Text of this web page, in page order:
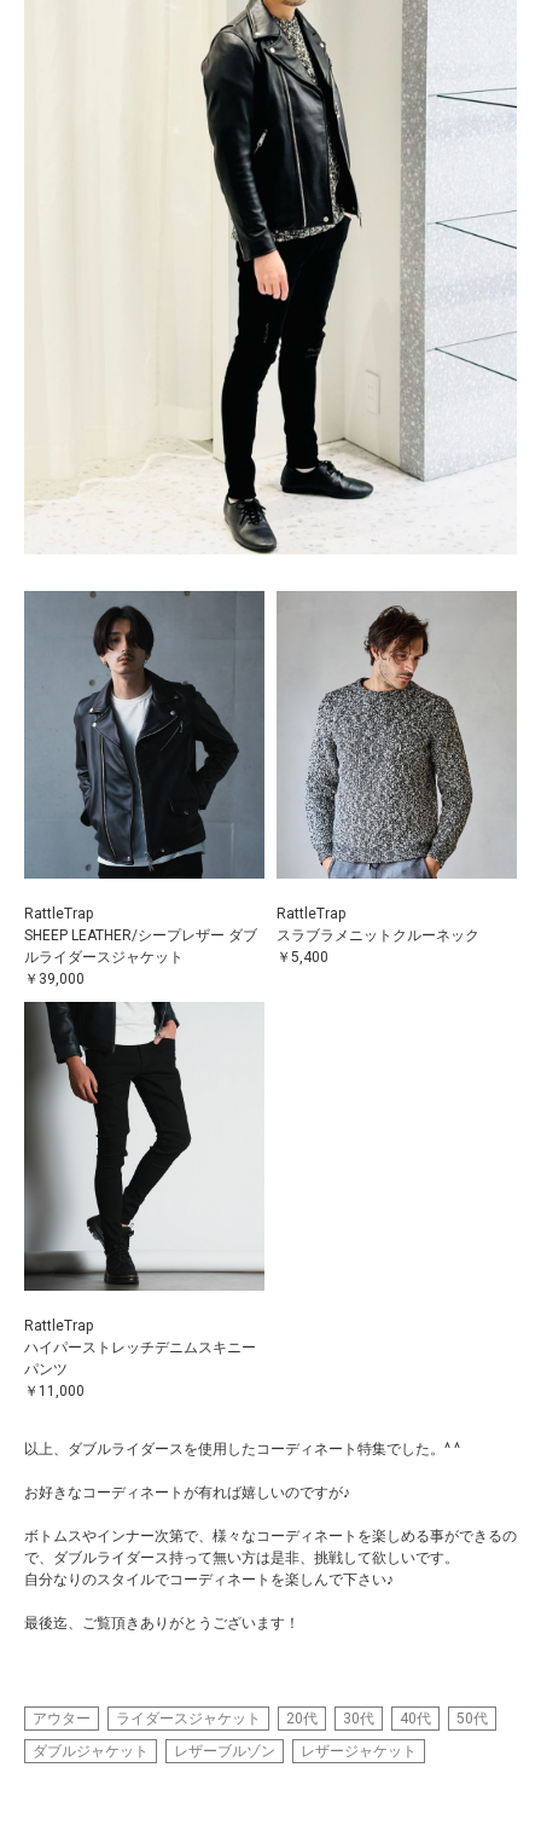
RattleTrap
SHEEP LEATHER/シープレザー ダブ
ルライダースジャケット
￥39,000
RattleTrap
スラブラメニットクルーネック
￥5,400
RattleTrap
ハイパーストレッチデニムスキニー
パンツ
￥11,000
以上、ダブルライダースを使用したコーディネート特集でした。^ ^
お好きなコーディネートが有れば嬉しいのですが♪
ボトムスやインナー次第で、様々なコーディネートを楽しめる事ができるの
で、ダブルライダース持って無い方は是非、挑戦して欲しいです。
自分なりのスタイルでコーディネートを楽しんで下さい♪
最後迄、ご覧頂きありがとうございます！
アウター ライダースジャケット 20代 30代 40代
50代
ダブルジャケット
レザーブルゾン レザージャケット